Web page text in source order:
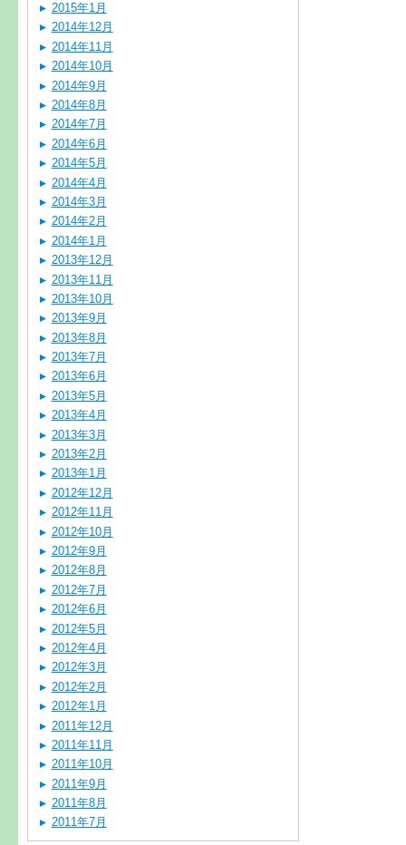
2015年1月
2014年12月
2014年11月
2014年10月
2014年9月
2014年8月
2014年7月
2014年6月
2014年5月
2014年4月
2014年3月
2014年2月
2014年1月
2013年12月
2013年11月
2013年10月
2013年9月
2013年8月
2013年7月
2013年6月
2013年5月
2013年4月
2013年3月
2013年2月
2013年1月
2012年12月
2012年11月
2012年10月
2012年9月
2012年8月
2012年7月
2012年6月
2012年5月
2012年4月
2012年3月
2012年2月
2012年1月
2011年12月
2011年11月
2011年10月
2011年9月
2011年8月
2011年7月